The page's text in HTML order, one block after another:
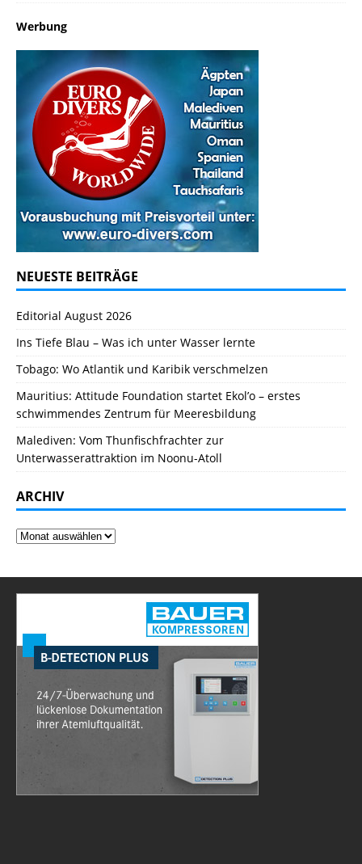
Werbung
NEUESTE BEITRÄGE
Editorial August 2026
Ins Tiefe Blau – Was ich unter Wasser lernte
Tobago: Wo Atlantik und Karibik verschmelzen
Mauritius: Attitude Foundation startet Ekol’o – erstes
schwimmendes Zentrum für Meeresbildung
Malediven: Vom Thunfischfrachter zur
Unterwasserattraktion im Noonu-Atoll
ARCHIV